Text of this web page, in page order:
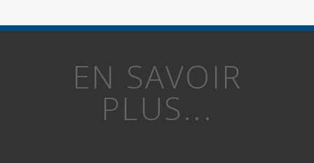
EN SAVOIR
PLUS...